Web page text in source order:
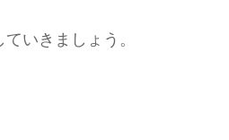
いきましょう。